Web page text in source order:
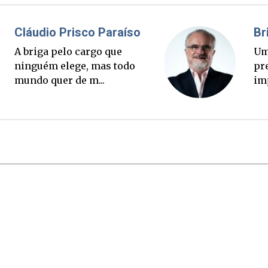
Elias
corre mais rápido
Mas quem
conta?
Fabiano
Ponte
palanque